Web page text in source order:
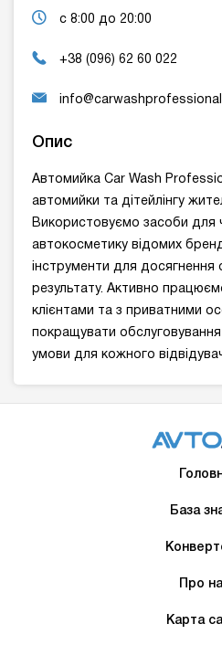
с 8:00 до 20:00
+38 (096) 62 60 022
Опис
Автомийка Car Wash
автомийки та дітейлінгу
Використовуємо засоби для
автокосметику відомих
інструменти для досягнення
результату. Активно
клієнтами та з приватними
покращувати
умови для кожного
База
Про
Карта